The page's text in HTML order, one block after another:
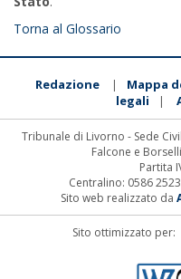
Torna al Glossario
Redazione | Mappa
legali
|
Tribunale di Livorno - Sede
Falcone e
Partita
Centralino: 0586
Sito web realizzato da
Sito ottimizzato per: